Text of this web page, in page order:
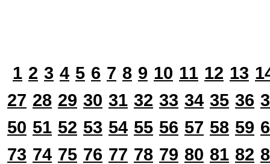
1 2 3 4 5 6 7 8 9 10 11 12 13
27 28 29 30 31 32 33 34 35 36
50 51 52 53 54 55 56 57 58 59
73 74 75 76 77 78 79 80 81 82